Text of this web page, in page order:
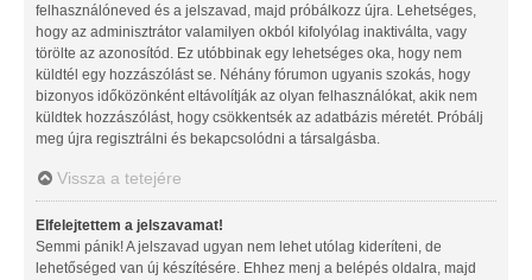
felhasználóneved és a jelszavad, majd próbálkozz újra. Lehetséges,
hogy az adminisztrátor valamilyen okból kifolyólag inaktiválta, vagy
törölte az azonosítód. Ez utóbbinak egy lehetséges oka, hogy nem
küldtél egy hozzászólást se. Néhány fórumon ugyanis szokás, hogy
bizonyos időközönként eltávolítják az olyan felhasználókat, akik nem
küldtek hozzászólást, hogy csökkentsék az adatbázis méretét. Próbálj
meg újra regisztrálni és bekapcsolódni a társalgásba.
Vissza a tetejére
Elfelejtettem a jelszavamat!
Semmi pánik! A jelszavad ugyan nem lehet utólag kideríteni, de
lehetőséged van új készítésére. Ehhez menj a belépés oldalra, majd